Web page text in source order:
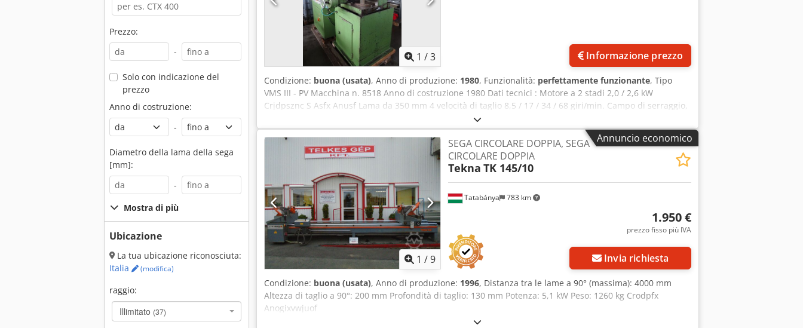
Prezzo:
-
Solo con indicazione del
prezzo
Anno di costruzione:
-
Diametro della lama della sega
[mm]:
-
Mostra di più
Ubicazione
La tua ubicazione riconosciuta:
Italia
(modifica)
raggio:
Illimitato (37)
1 /3 Informazione prezzo
Condizione: buona (usata), Anno di produzione: 1980, Funzionalità: perfettamente funzionante, Tipo
VMS III - PV Macchina n. 8518 Anno di costruzione 1980 Dati tecnici : Motore a 2 stadi 2,0 / 2,6 kW
Crjdpsznc S Asfx Anusf Lama da 350 mm 4 velocità di taglio 8,5 / 17 / 34 / 68 giri/min. Campo di serraggio,
piatto / rotondo 200 / 120 mm Lunghezza di avanzamento, corsa singola 5 - 600 mm Lunghezza di
avanzamento, doppia corsa 1200 mm
Annuncio economico
1 /9
Tatabánya 783 km
SEGA CIRCOLARE DOPPIA, SEGA
CIRCOLARE DOPPIA
Tekna TK 145/10
1.950 €
prezzo fisso più IVA
Invia richiesta
Condizione: buona (usata), Anno di produzione: 1996, Distanza tra le lame a 90° (massima): 4000 mm
Altezza di taglio a 90°: 200 mm Profondità di taglio: 130 mm Potenza: 5,1 kW Peso: 1260 kg Crodpfx
Anogixvwjuof